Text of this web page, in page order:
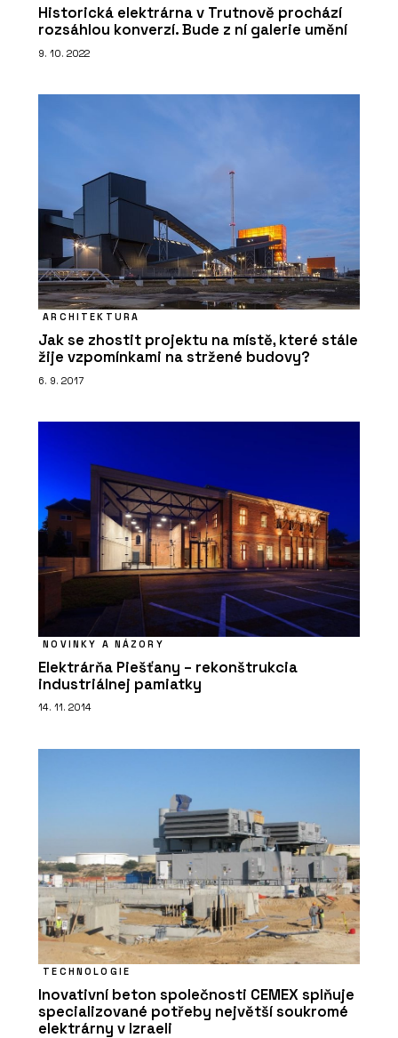
Historická elektrárna v Trutnově prochází
rozsáhlou konverzí. Bude z ní galerie umění
9. 10. 2022
ARCHITEKTURA
Jak se zhostit projektu na místě, které stále
žije vzpomínkami na stržené budovy?
6. 9. 2017
NOVINKY A NÁZORY
Elektrárňa Piešťany – rekonštrukcia
industriálnej pamiatky
14. 11. 2014
TECHNOLOGIE
Inovativní beton společnosti CEMEX splňuje
specializované potřeby největší soukromé
elektrárny v Izraeli